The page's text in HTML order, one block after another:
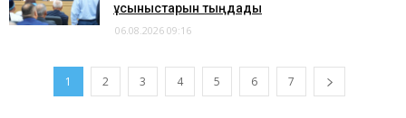
ұсыныстарын тыңдады
06.08.2026 09:16
1 2 3 4 5 6 7